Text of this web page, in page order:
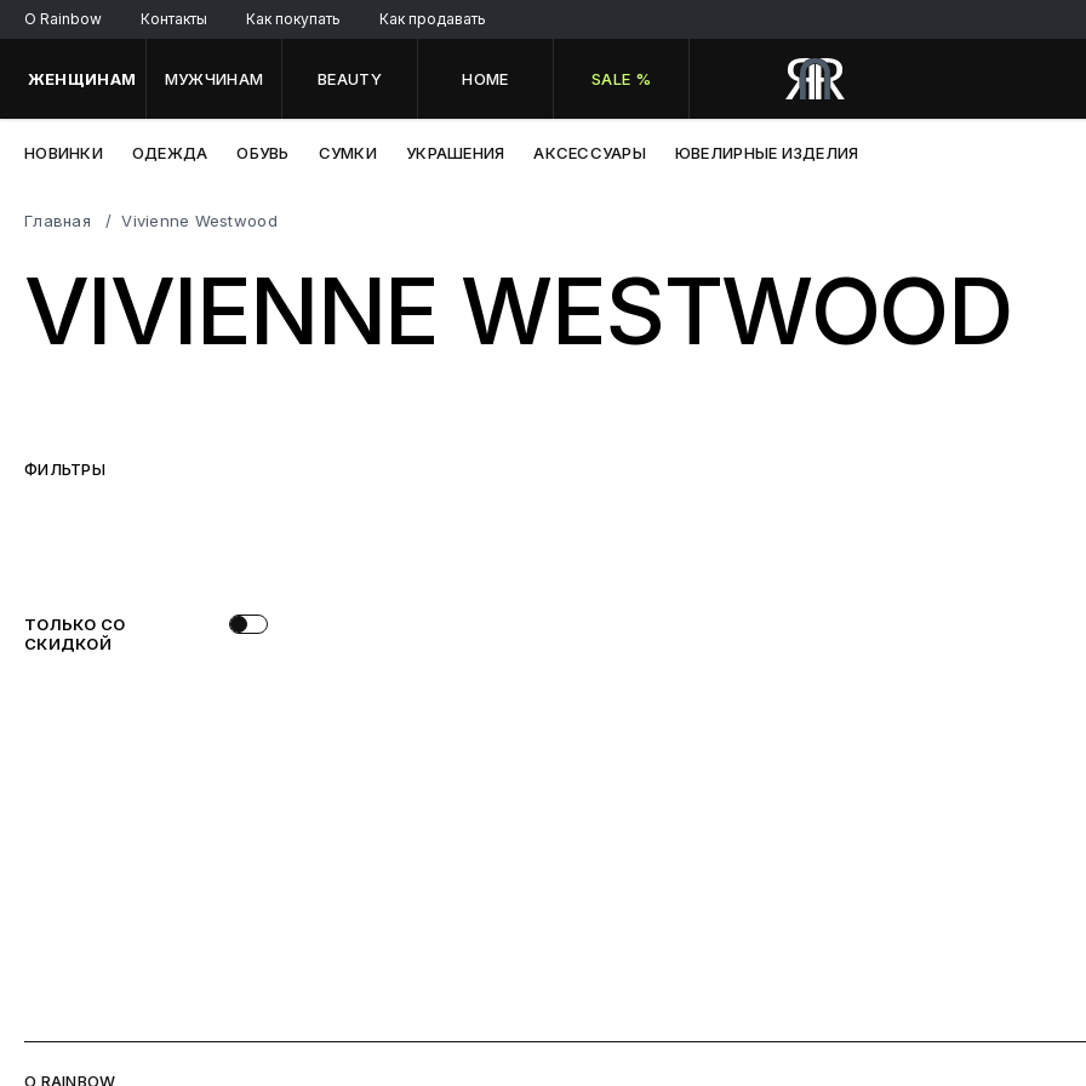
O Rainbow Контакты Как покупать Как продавать
ЖЕНЩИНАМ МУЖЧИНАМ BEAUTY HOME SALE %
НОВИНКИ ОДЕЖДА ОБУВЬ СУМКИ УКРАШЕНИЯ АКСЕССУАРЫ ЮВЕЛИРНЫЕ ИЗДЕЛИЯ
Главная Vivienne Westwood
VIVIENNE WESTWOOD
ФИЛЬТРЫ
ТОЛЬКО СО
СКИДКОЙ
O RAINBOW